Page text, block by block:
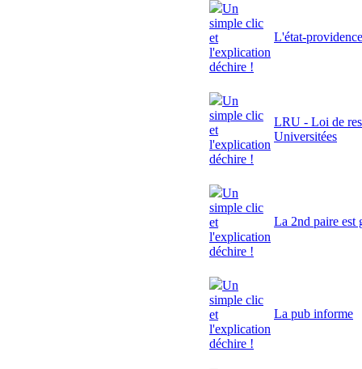
Un
simple clic
et
l'explication
déchire !
L'état-providence
Un
simple clic
et
l'explication
déchire !
LRU - Loi de
Universitées
Un
simple clic
et
l'explication
déchire !
La 2nd paire est
Un
simple clic
et
l'explication
déchire !
La pub informe